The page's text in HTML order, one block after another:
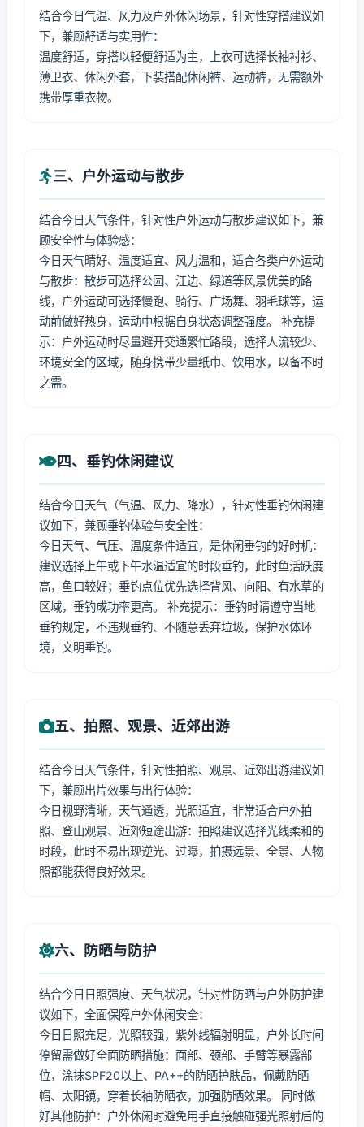
结合今日气温、风力及户外休闲场景，针对性穿搭建议如
下，兼顾舒适与实用性：
温度舒适，穿搭以轻便舒适为主，上衣可选择长袖衬衫、
薄卫衣、休闲外套，下装搭配休闲裤、运动裤，无需额外
携带厚重衣物。
三、户外运动与散步
结合今日天气条件，针对性户外运动与散步建议如下，兼
顾安全性与体验感：
今日天气晴好、温度适宜、风力温和，适合各类户外运动
与散步：散步可选择公园、江边、绿道等风景优美的路
线，户外运动可选择慢跑、骑行、广场舞、羽毛球等，运
动前做好热身，运动中根据自身状态调整强度。 补充提
示：户外运动时尽量避开交通繁忙路段，选择人流较少、
环境安全的区域，随身携带少量纸巾、饮用水，以备不时
之需。
四、垂钓休闲建议
结合今日天气（气温、风力、降水），针对性垂钓休闲建
议如下，兼顾垂钓体验与安全性：
今日天气、气压、温度条件适宜，是休闲垂钓的好时机：
建议选择上午或下午水温适宜的时段垂钓，此时鱼活跃度
高，鱼口较好；垂钓点位优先选择背风、向阳、有水草的
区域，垂钓成功率更高。 补充提示：垂钓时请遵守当地
垂钓规定，不违规垂钓、不随意丢弃垃圾，保护水体环
境，文明垂钓。
五、拍照、观景、近郊出游
结合今日天气条件，针对性拍照、观景、近郊出游建议如
下，兼顾出片效果与出行体验：
今日视野清晰，天气通透，光照适宜，非常适合户外拍
照、登山观景、近郊短途出游：拍照建议选择光线柔和的
时段，此时不易出现逆光、过曝，拍摄远景、全景、人物
照都能获得良好效果。
六、防晒与防护
结合今日日照强度、天气状况，针对性防晒与户外防护建
议如下，全面保障户外休闲安全：
今日日照充足，光照较强，紫外线辐射明显，户外长时间
停留需做好全面防晒措施：面部、颈部、手臂等暴露部
位，涂抹SPF20以上、PA++的防晒护肤品，佩戴防晒
帽、太阳镜，穿着长袖防晒衣，加强防晒效果。 同时做
好其他防护：户外休闲时避免用手直接触碰强光照射后的